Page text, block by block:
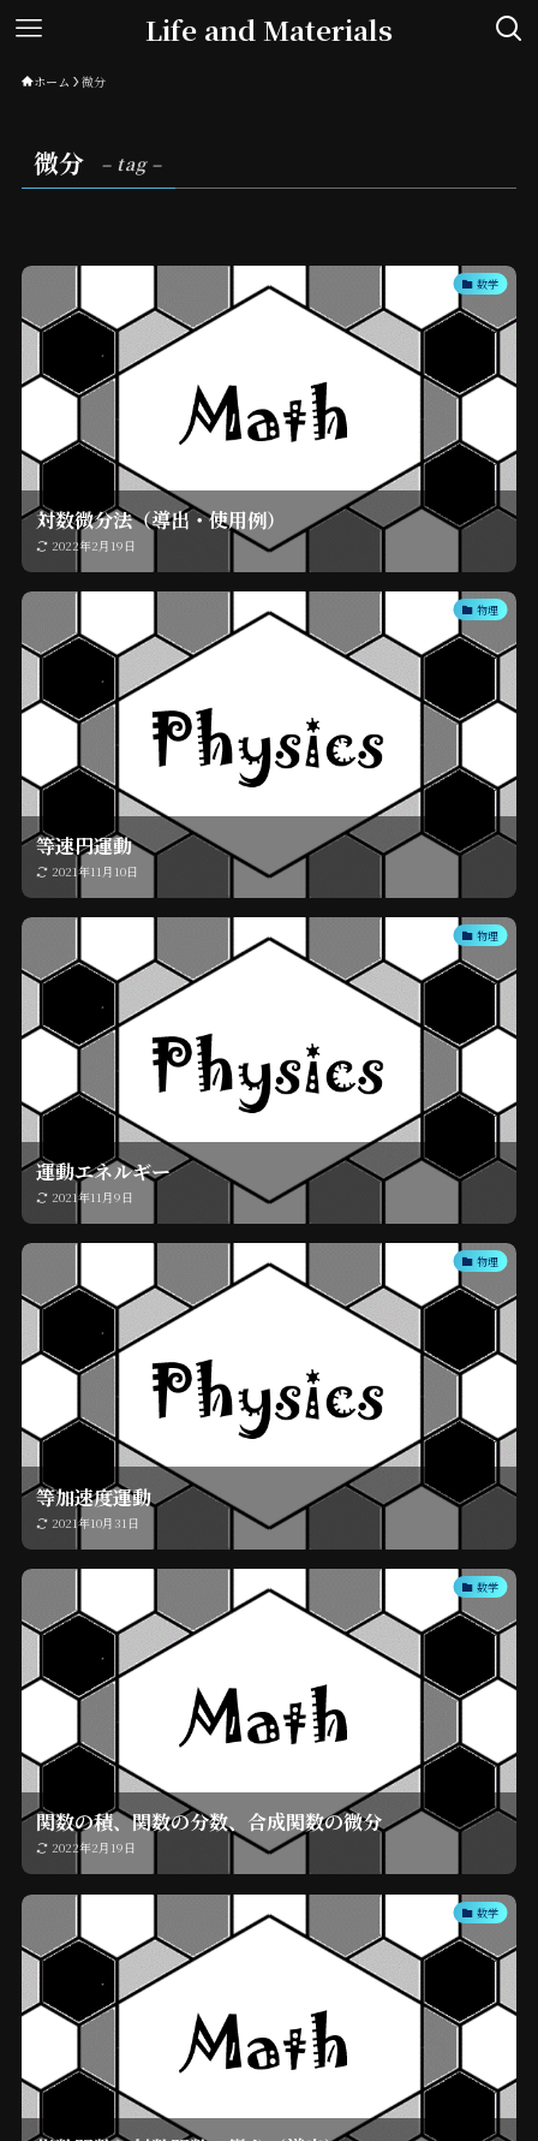
Life and Materials
ホーム 微分
微分 – tag –
数学
対数微分法（導出・使用例）
2022年2月19日
物理
等速円運動
2021年11月10日
物理
運動エネルギー
2021年11月9日
物理
等加速度運動
2021年10月31日
数学
関数の積、関数の分数、合成関数の微分
2022年2月19日
数学